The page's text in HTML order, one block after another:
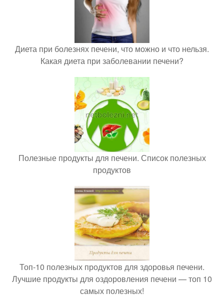
Диета при болезнях печени, что можно и что нельзя.
Какая диета при заболевании печени?
Полезные продукты для печени. Список полезных
продуктов
Топ-10 полезных продуктов для здоровья печени.
Лучшие продукты для оздоровления печени — топ 10
самых полезных!